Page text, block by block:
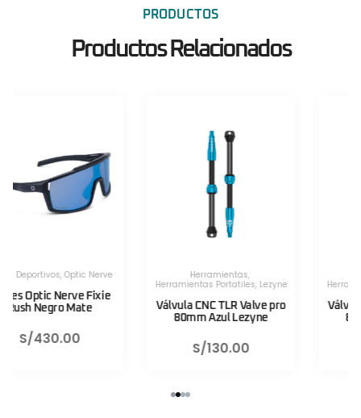
PRODUCTOS
Productos Relacionados
Herramientas
Lezyne
Válvula CNC TLR Valve pro
S/
Herramientas
Herramientas Portatiles
Lezyne
Válvula CNC TLR Valve pro
80mm Rojo Lezyne
S/